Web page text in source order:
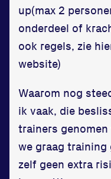
Informatie
Privacy en
Disclaimer
Vraag en contact
up(max 2
onderdeel of
ook regels, zie
website)
Waarom nog
ik vaak, die
trainers
we graag training
zelf geen extra